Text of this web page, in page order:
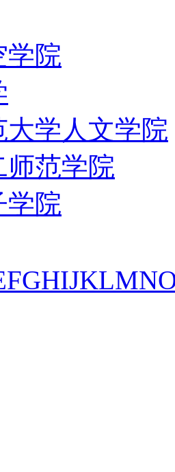
学院
大学人文学院
师范学院
学院
FGHIJKLMN